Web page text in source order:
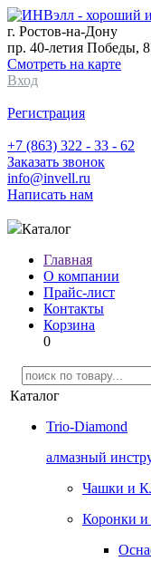
г. Ростов-на-Дону
пр. 40-летия Победы,
Смотреть на карте
Вход
Регистрация
+7 (863) 322 - 33 - 62
Заказать звонок
info@invell.ru
Написать нам
Каталог
Главная
О компании
Прайс-лист
Контакты
Корзина
0
Каталог
Trio-Diamond
алмазный
Чашки и
Коронки и